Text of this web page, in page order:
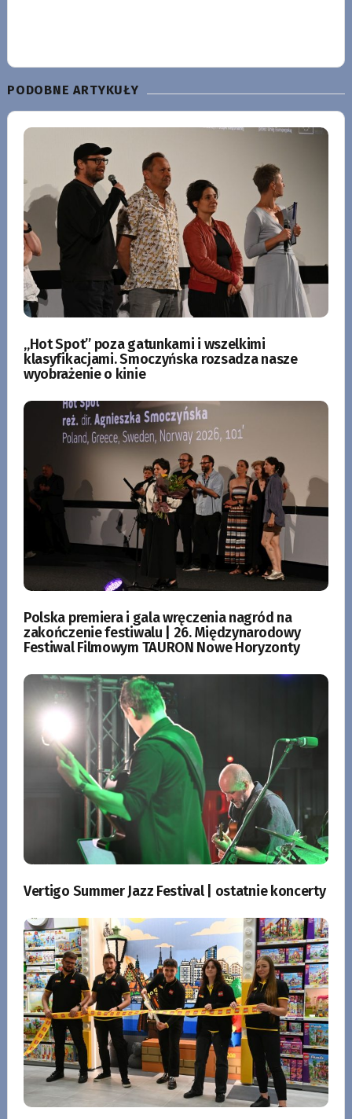
PODOBNE ARTYKUŁY
„Hot Spot” poza gatunkami i wszelkimi
klasyfikacjami. Smoczyńska rozsadza nasze
wyobrażenie o kinie
Polska premiera i gala wręczenia nagród na
zakończenie festiwalu | 26. Międzynarodowy
Festiwal Filmowym TAURON Nowe Horyzonty
Vertigo Summer Jazz Festival | ostatnie koncerty